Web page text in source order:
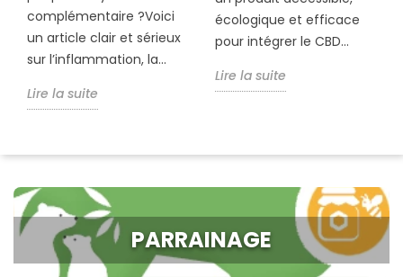
complémentaire ?Voici
un article clair et sérieux
sur l’inflammation, la...
Lire la suite
écologique et efficace
pour intégrer le CBD...
Lire la suite
PARRAINAGE